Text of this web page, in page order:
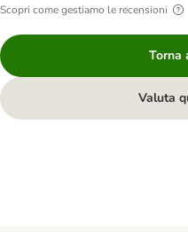
Scopri come gestiamo le recensioni
Torna
Valuta